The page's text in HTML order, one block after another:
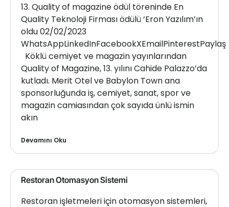
13. Quality of magazine ödül töreninde En
Quality Teknoloji Firması ödülü ‘Eron Yazılım’ın
oldu 02/02/2023
WhatsAppLinkedInFacebookXEmailPinterestPaylaş
Köklü cemiyet ve magazin yayınlarından
Quality of Magazine, 13. yılını Cahide Palazzo’da
kutladı. Merit Otel ve Babylon Town ana
sponsorluğunda iş, cemiyet, sanat, spor ve
magazin camiasından çok sayıda ünlü ismin
akın
Devamını Oku
Restoran Otomasyon Sistemi
Restoran işletmeleri için otomasyon sistemleri,